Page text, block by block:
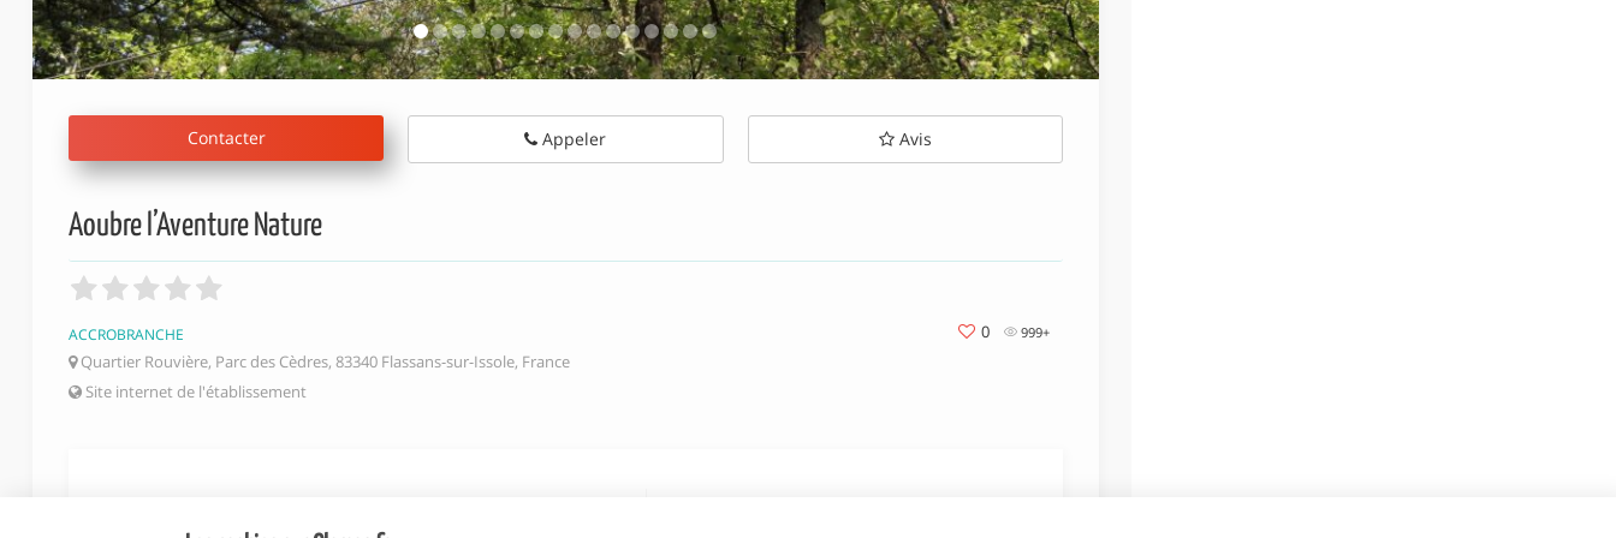
Contacter Appeler Avis
Aoubre l’Aventure Nature
999+
0
ACCROBRANCHE
Quartier Rouvière, Parc des Cèdres, 83340 Flassans-sur-Issole, France
Site internet de l'établissement